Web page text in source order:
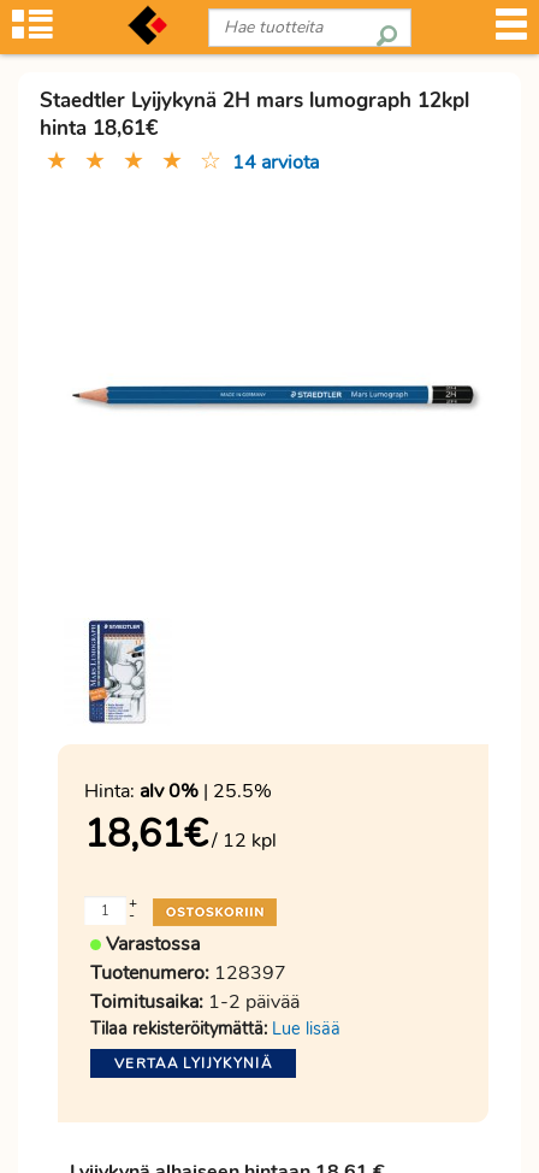
Staedtler Lyijykynä 2H mars lumograph 12kpl
hinta 18,61€
★ ★ ★ ★ ☆ 14 arviota
Hinta: alv 0% | 25.5%
18,61€/ 12 kpl
-
+
Varastossa
Tuotenumero: 128397
Toimitusaika: 1-2 päivää
Tilaa rekisteröitymättä: Lue lisää
VERTAA LYIJYKYNIÄ